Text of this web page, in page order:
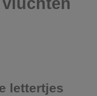
lettertjes